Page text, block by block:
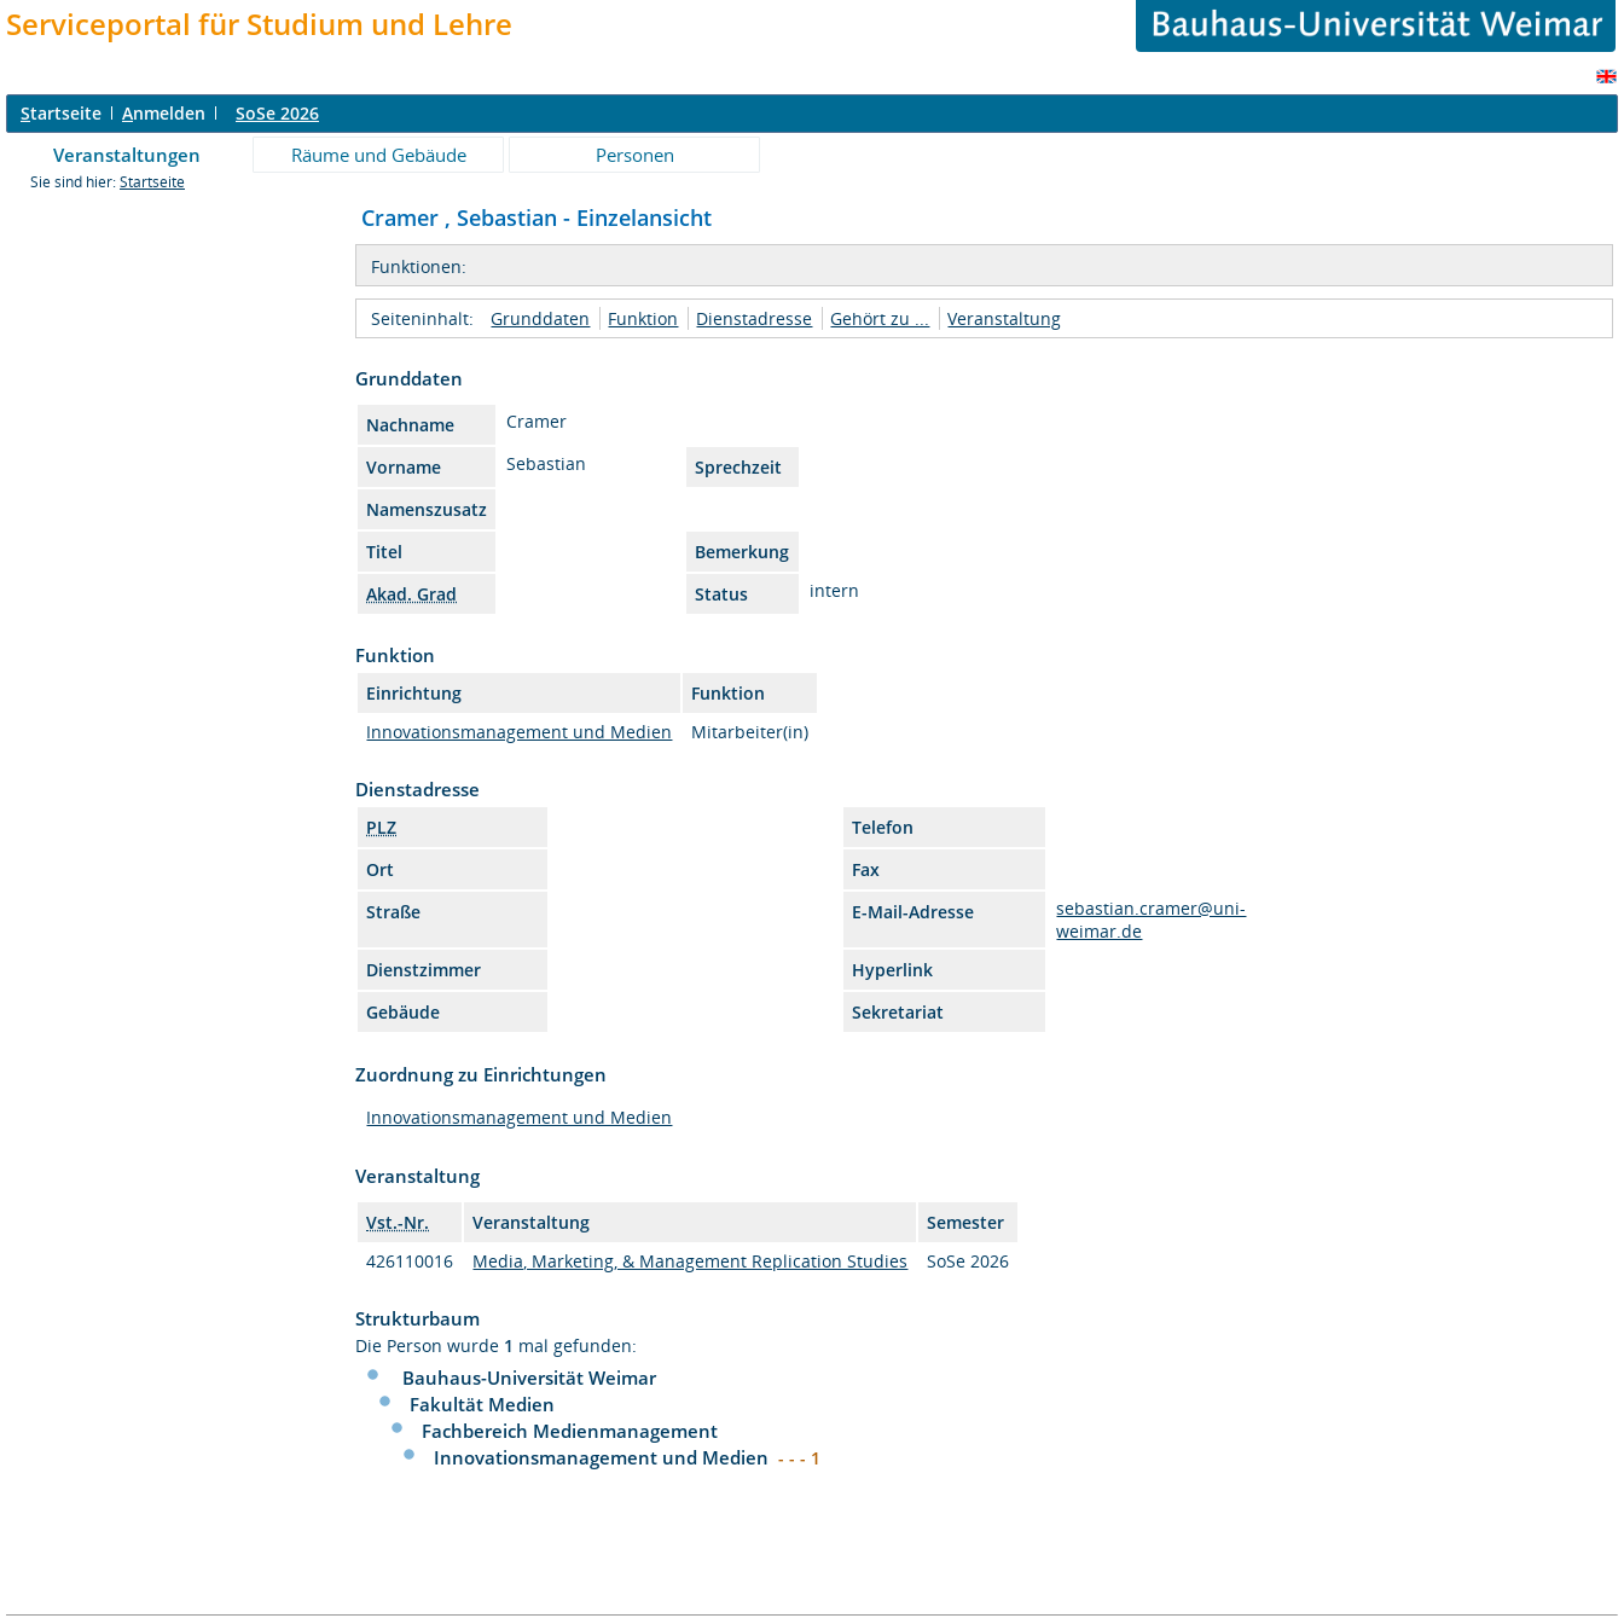
Serviceportal für Studium und Lehre
Startseite Anmelden SoSe 2026
Veranstaltungen Räume und Gebäude Personen
Sie sind hier: Startseite
Cramer , Sebastian - Einzelansicht
Funktionen:
Seiteninhalt: Grunddaten Funktion Dienstadresse Gehört zu ... Veranstaltung
Grunddaten
Nachname
Cramer
Vorname
Sebastian
Sprechzeit
Namenszusatz
Titel
Bemerkung
Akad. Grad
Status intern
Funktion
Einrichtung
Funktion
Innovationsmanagement und Medien
Mitarbeiter(in)
Dienstadresse
PLZ
Telefon
Ort
Fax
Straße
E-Mail-Adresse
sebastian.cramer@uni-
weimar.de
Dienstzimmer
Hyperlink
Gebäude
Sekretariat
Zuordnung zu Einrichtungen
Innovationsmanagement und Medien
Veranstaltung
Vst.-Nr. Veranstaltung
Semester
426110016
Media, Marketing, & Management Replication Studies SoSe 2026
Strukturbaum
Die Person wurde 1 mal gefunden:
Bauhaus-Universität Weimar
Fakultät Medien
Fachbereich Medienmanagement
Innovationsmanagement und Medien - - - 1